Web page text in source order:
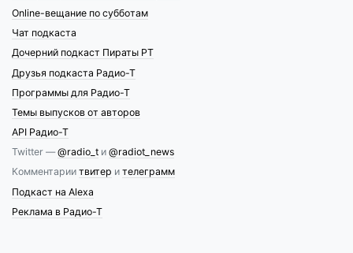
Online-вещание по субботам
Чат подкаста
Дочерний подкаст Пираты РТ
Друзья подкаста Радио-Т
Программы для Радио-Т
Темы выпусков от авторов
API Радио-Т
Twitter —@radio_t и @radiot_news
Комментарии твитер и телеграмм
Подкаст на Alexa
Реклама в Радио-Т